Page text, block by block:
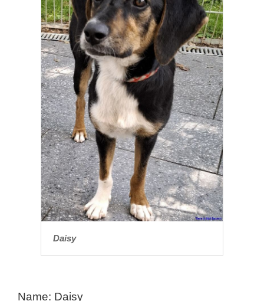
Daisy
Name: Daisy